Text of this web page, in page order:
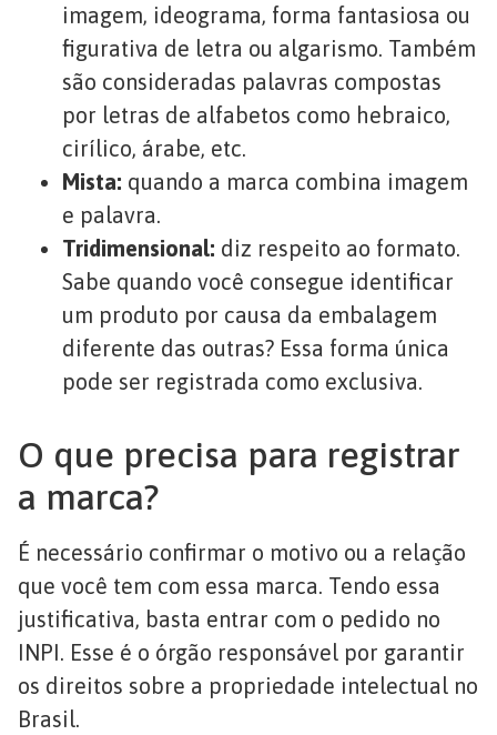
imagem, ideograma, forma fantasiosa ou
figurativa de letra ou algarismo. Também
são consideradas palavras compostas
por letras de alfabetos como hebraico,
cirílico, árabe, etc.
Mista: quando a marca combina imagem
e palavra.
Tridimensional: diz respeito ao formato.
Sabe quando você consegue identificar
um produto por causa da embalagem
diferente das outras? Essa forma única
pode ser registrada como exclusiva.
O que precisa para registrar
a marca?
É necessário confirmar o motivo ou a relação
que você tem com essa marca. Tendo essa
justificativa, basta entrar com o pedido no
INPI. Esse é o órgão responsável por garantir
os direitos sobre a propriedade intelectual no
Brasil.